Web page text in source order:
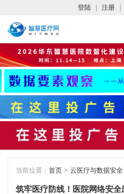
登陆 注册
当前位置： 首页 > 云医疗与数据安全
筑牢医疗防线！医院网络安